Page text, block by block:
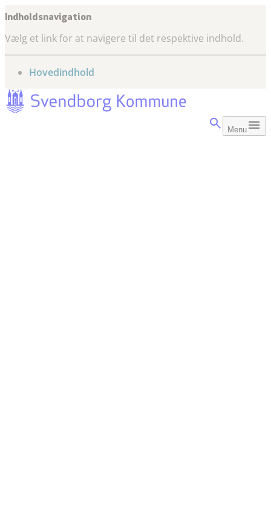
Indholdsnavigation
Vælg et link for at navigere til det respektive indhold.
gå til
Hovedindhold
Menu